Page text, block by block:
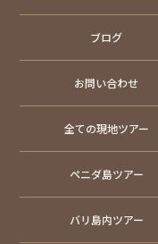
ブログ
お問い合わせ
全ての現地ツアー
ペニダ島ツアー
バリ島内ツアー